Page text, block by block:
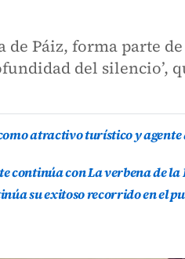
de Páiz, forma parte
del silencio’,
atractivo turístico y
continúa con La verbena de
su exitoso recorrido en el